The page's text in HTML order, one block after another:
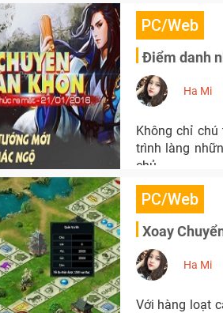
PC/Web
Điểm danh
Ha Mi
Không chỉ
trình làng
chủ.
PC/Web
Xoay
Ha Mi
Với hàng loạt